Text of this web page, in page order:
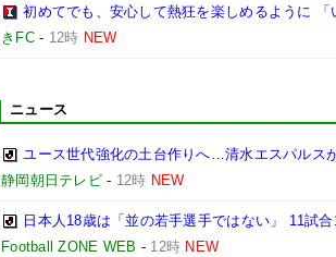
初めてでも、安心して熱狂を楽しめるように
きFC- 12時 NEW
ニュース
ユース世代強化の土台作りへ…清水エスパルス
静岡朝日テレビ- 12時 NEW
日本人18歳は「並の若手選手ではない」 11試
Football ZONE WEB - 12時 NEW